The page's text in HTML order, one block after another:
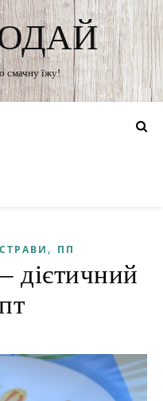
смачну їжу!
, ПП
дієтичний